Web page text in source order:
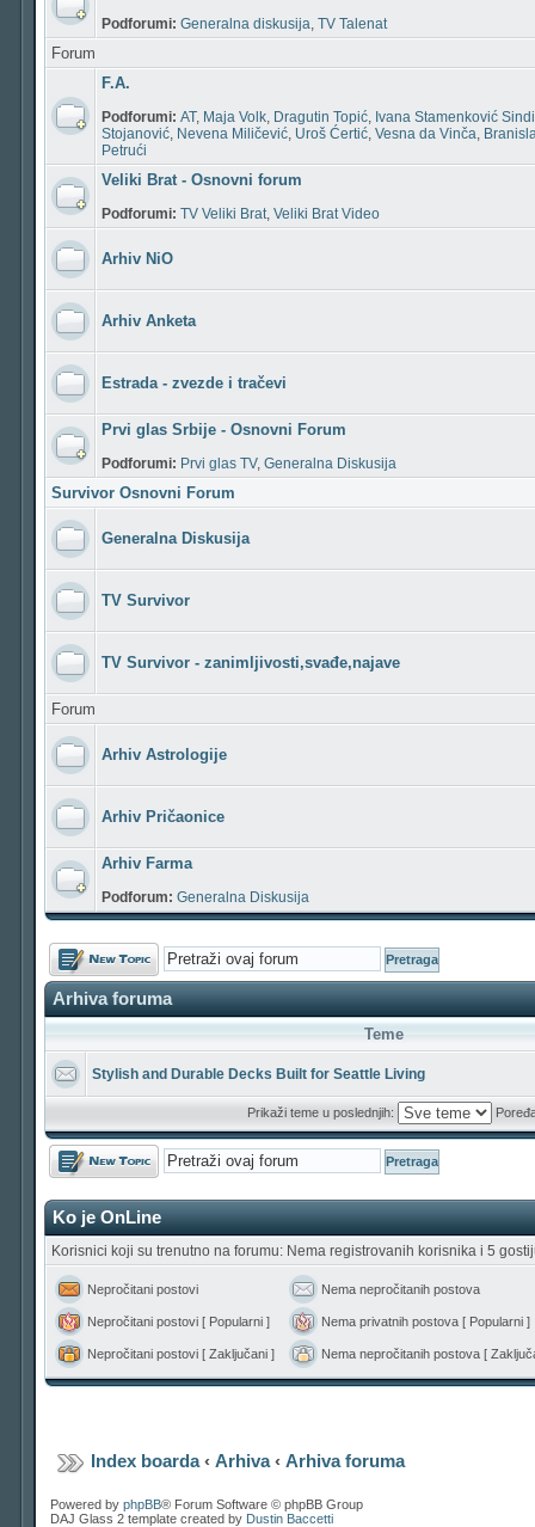
Podforumi: Generalna diskusija, TV Talenat
Forum
F.A.
Podforumi: AT, Maja Volk, Dragutin Topić, Ivana Stamenković Sindi
Stojanović, Nevena Miličević, Uroš Ćertić, Vesna da Vinča,
Petrući
Veliki Brat - Osnovni forum
Podforumi: TV Veliki Brat, Veliki Brat Video
Arhiv NiO
Arhiv Anketa
Estrada - zvezde i tračevi
Prvi glas Srbije - Osnovni Forum
Podforumi: Prvi glas TV, Generalna Diskusija
Survivor Osnovni Forum
Generalna Diskusija
TV Survivor
TV Survivor - zanimljivosti,svađe,najave
Forum
Arhiv Astrologije
Arhiv Pričaonice
Arhiv Farma
Podforum: Generalna Diskusija
Počni novu temu
Arhiva foruma
Teme
Stylish and Durable Decks Built for Seattle Living
Prikaži teme u poslednjih:
Počni novu temu
Ko je OnLine
Korisnici koji su trenutno na forumu: Nema registrovanih korisnika i 5
Nepročitani postovi Nema nepročitanih postova
Nepročitani postovi [ Popularni ] Nema privatnih postova [ Popularni ]
Nepročitani postovi [ Zaključani ] Nema nepročitanih postova [
Index boarda‹Arhiva‹Arhiva foruma
Powered by phpBB® Forum Software © phpBB Group
DAJ Glass 2 template created by Dustin Baccetti